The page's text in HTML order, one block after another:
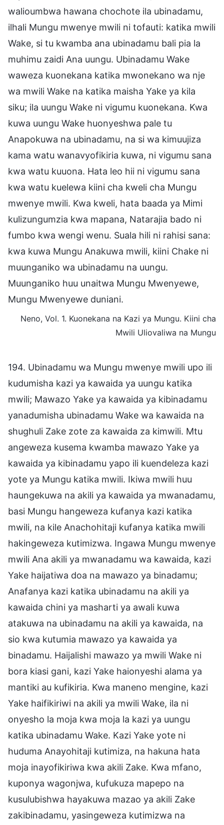
walioumbwa hawana chochote ila ubinadamu,
ilhali Mungu mwenye mwili ni tofauti: katika mwili
Wake, si tu kwamba ana ubinadamu bali pia la
muhimu zaidi Ana uungu. Ubinadamu Wake
waweza kuonekana katika mwonekano wa nje
wa mwili Wake na katika maisha Yake ya kila
siku; ila uungu Wake ni vigumu kuonekana. Kwa
kuwa uungu Wake huonyeshwa pale tu
Anapokuwa na ubinadamu, na si wa kimuujiza
kama watu wanavyofikiria kuwa, ni vigumu sana
kwa watu kuuona. Hata leo hii ni vigumu sana
kwa watu kuelewa kiini cha kweli cha Mungu
mwenye mwili. Kwa kweli, hata baada ya Mimi
kulizungumzia kwa mapana, Natarajia bado ni
fumbo kwa wengi wenu. Suala hili ni rahisi sana:
kwa kuwa Mungu Anakuwa mwili, kiini Chake ni
muunganiko wa ubinadamu na uungu.
Muunganiko huu unaitwa Mungu Mwenyewe,
Mungu Mwenyewe duniani.
Neno, Vol. 1. Kuonekana na Kazi ya Mungu. Kiini cha
Mwili Uliovaliwa na Mungu
194. Ubinadamu wa Mungu mwenye mwili upo ili
kudumisha kazi ya kawaida ya uungu katika
mwili; Mawazo Yake ya kawaida ya kibinadamu
yanadumisha ubinadamu Wake wa kawaida na
shughuli Zake zote za kawaida za kimwili. Mtu
angeweza kusema kwamba mawazo Yake ya
kawaida ya kibinadamu yapo ili kuendeleza kazi
yote ya Mungu katika mwili. Ikiwa mwili huu
haungekuwa na akili ya kawaida ya mwanadamu,
basi Mungu hangeweza kufanya kazi katika
mwili, na kile Anachohitaji kufanya katika mwili
hakingeweza kutimizwa. Ingawa Mungu mwenye
mwili Ana akili ya mwanadamu wa kawaida, kazi
Yake haijatiwa doa na mawazo ya binadamu;
Anafanya kazi katika ubinadamu na akili ya
kawaida chini ya masharti ya awali kuwa
atakuwa na ubinadamu na akili ya kawaida, na
sio kwa kutumia mawazo ya kawaida ya
binadamu. Haijalishi mawazo ya mwili Wake ni
bora kiasi gani, kazi Yake haionyeshi alama ya
mantiki au kufikiria. Kwa maneno mengine, kazi
Yake haifikiriwi na akili ya mwili Wake, ila ni
onyesho la moja kwa moja la kazi ya uungu
katika ubinadamu Wake. Kazi Yake yote ni
huduma Anayohitaji kutimiza, na hakuna hata
moja inayofikiriwa kwa akili Zake. Kwa mfano,
kuponya wagonjwa, kufukuza mapepo na
kusulubishwa hayakuwa mazao ya akili Zake
zakibinadamu, yasingeweza kutimizwa na